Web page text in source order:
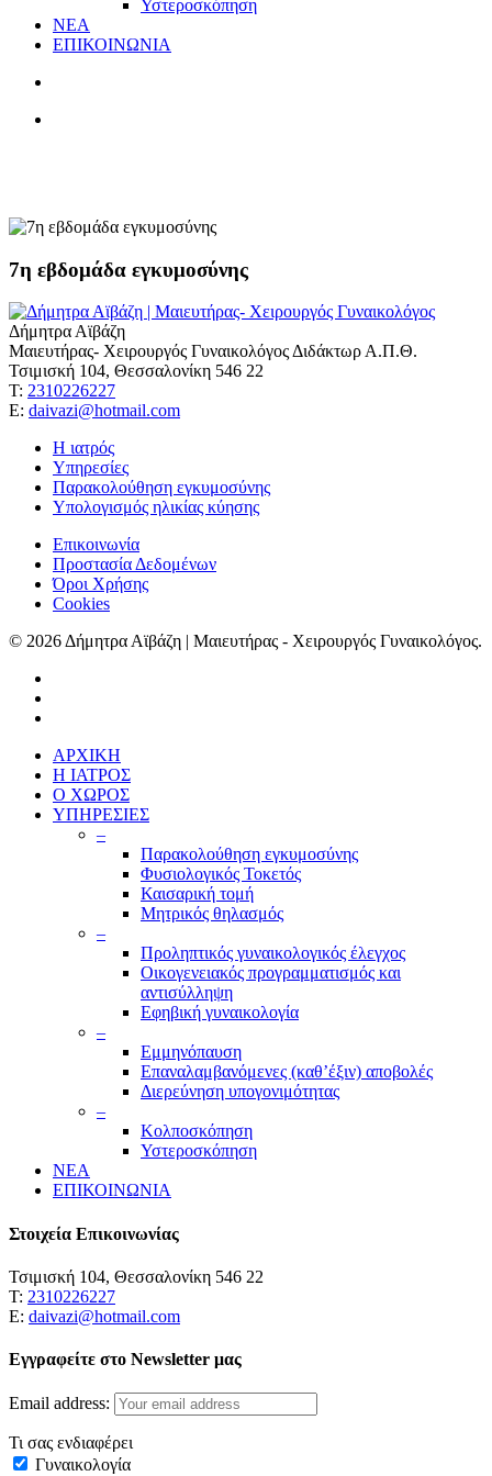
Υστεροσκόπηση
ΝΕΑ
ΕΠΙΚΟΙΝΩΝΙΑ
7η εβδομάδα εγκυμοσύνης
Δήμητρα Αϊβάζη
Μαιευτήρας- Χειρουργός Γυναικολόγος Διδάκτωρ Α.Π.Θ.
Τσιμισκή 104, Θεσσαλονίκη 546 22
Τ: 2310226227
Ε: daivazi@hotmail.com
Η ιατρός
Υπηρεσίες
Παρακολούθηση εγκυμοσύνης
Υπολογισμός ηλικίας κύησης
Επικοινωνία
Προστασία Δεδομένων
Όροι Χρήσης
Cookies
© 2026 Δήμητρα Αϊβάζη | Μαιευτήρας - Χειρουργός Γυναικολόγος.
ΑΡΧΙΚΗ
Η ΙΑΤΡΟΣ
Ο ΧΩΡΟΣ
ΥΠΗΡΕΣΙΕΣ
–
Παρακολούθηση εγκυμοσύνης
Φυσιολογικός Τοκετός
Καισαρική τομή
Μητρικός θηλασμός
–
Προληπτικός γυναικολογικός έλεγχος
Οικογενειακός προγραμματισμός και
αντισύλληψη
Εφηβική γυναικολογία
–
Εμμηνόπαυση
Επαναλαμβανόμενες (καθ’έξιν) αποβολές
Διερεύνηση υπογονιμότητας
–
Κολποσκόπηση
Υστεροσκόπηση
ΝΕΑ
ΕΠΙΚΟΙΝΩΝΙΑ
Στοιχεία Επικοινωνίας
Τσιμισκή 104, Θεσσαλονίκη 546 22
Τ: 2310226227
Ε: daivazi@hotmail.com
Εγγραφείτε στο Newsletter μας
Email address:
Τι σας ενδιαφέρει
Γυναικολογία